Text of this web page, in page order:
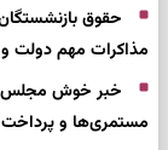
حقوق
مذاکرات مهم دولت
خبر خوش مجلس
مستمری‌ها و